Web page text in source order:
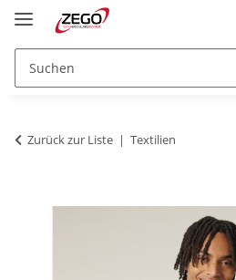
Zurück zur Liste Textilien